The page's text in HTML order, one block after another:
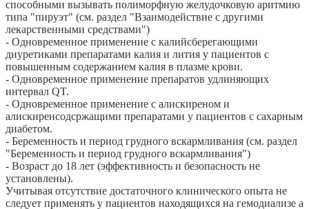
способными вызывать полиморфную желудочковую аритмию
типа "пируэт" (см. раздел "Взаимодействие с другими
лекарственными средствами")
- Одновременное применение с калийсберегающими
диуретиками препаратами калия и лития у пациентов с
повышенным содержанием калия в плазме крови.
- Одновременное применение препаратов удлиняющих
интервал QT.
- Одновременное применение с алискиреном и
алискиренсодсржащими препаратами у пациентов с сахарным
диабетом.
- Беременность и период грудного вскармливания (см. раздел
"Беременность и период грудного вскармливания")
- Возраст до 18 лет (эффективность и безопасность не
установлены).
Учитывая отсутствие достаточного клинического опыта не
следует применять у пациентов находящихся на гемодиализе а